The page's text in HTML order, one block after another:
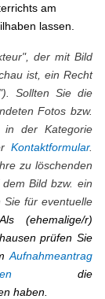
am
lassen.
der mit Bild
ist, ein Recht
Sollten Sie die
Fotos bzw.
in der Kategorie
Kontaktformular.
zu löschenden
Bild bzw. ein
Sie für eventuelle
Als (ehemalige/r)
prüfen Sie
Aufnahmeantrag
die
haben.